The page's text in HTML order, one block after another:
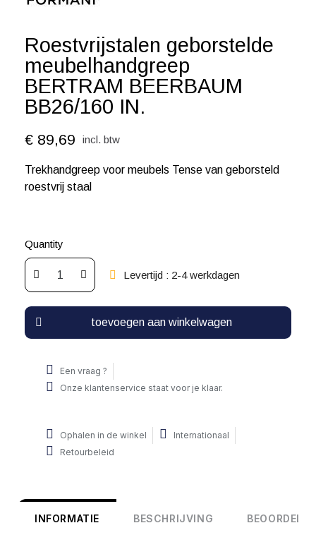
Roestvrijstalen geborstelde
meubelhandgreep
BERTRAM BEERBAUM
BB26/160 IN.
€ 89,69 incl. btw
Trekhandgreep voor meubels Tense van geborsteld
roestvrij staal
Quantity
Levertijd : 2-4 werkdagen
toevoegen aan winkelwagen
Een vraag ?
Onze klantenservice staat voor je klaar.
Ophalen in de winkel
Internationaal
Retourbeleid
INFORMATIE BESCHRIJVING